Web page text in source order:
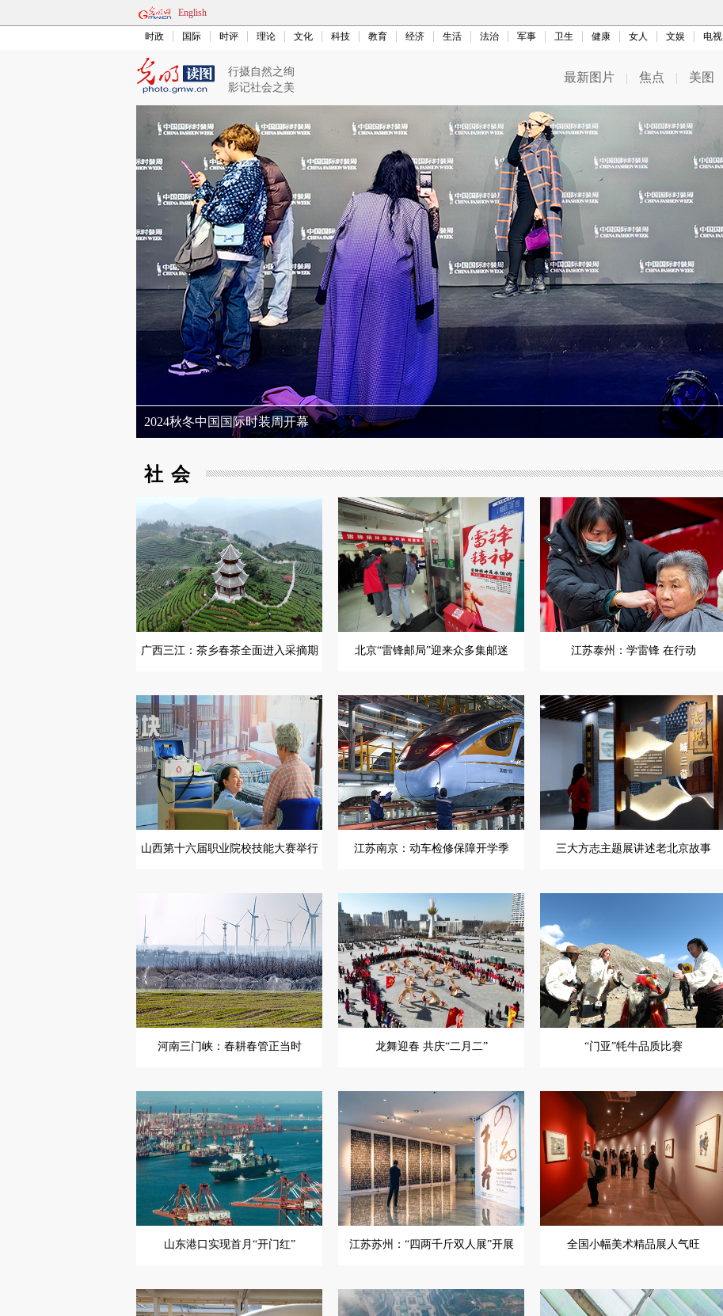
English
时政 国际 时评 理论 文化 科技 教育 经济 生活 法治 军事 卫生 健康 女人 文娱 电视
行摄自然之绚
影记社会之美
最新图片 | 焦点 | 美图
2024秋冬中国国际时装周开幕
社会
广西三江：茶乡春茶全面进入采摘期 北京“雷锋邮局”迎来众多集邮迷 江苏泰州：学雷锋 在行动
山西第十六届职业院校技能大赛举行 江苏南京：动车检修保障开学季 三大方志主题展讲述老北京故事
河南三门峡：春耕春管正当时 龙舞迎春 共庆“二月二” “门亚”牦牛品质比赛
山东港口实现首月“开门红” 江苏苏州：“四两千斤双人展”开展 全国小幅美术精品展人气旺